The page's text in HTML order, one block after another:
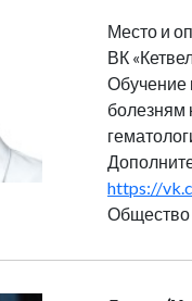
Место и
ВК
Обучение
болезням
https://
Общество